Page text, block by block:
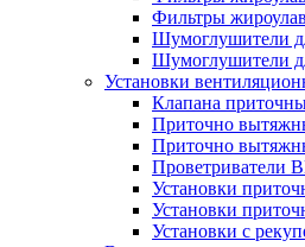
Фильтры
Шумоглушители
Шумоглушители
Установки
Клапана
Приточно
Приточно
Проветриватели
Установки
Установки
Установки с